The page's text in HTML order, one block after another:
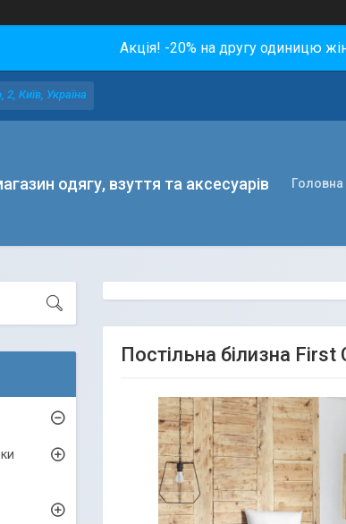
Акція! -20% на другу одиницю
Київ, Україна
одягу, взуття та аксесуарів Головна
Постільна білизна